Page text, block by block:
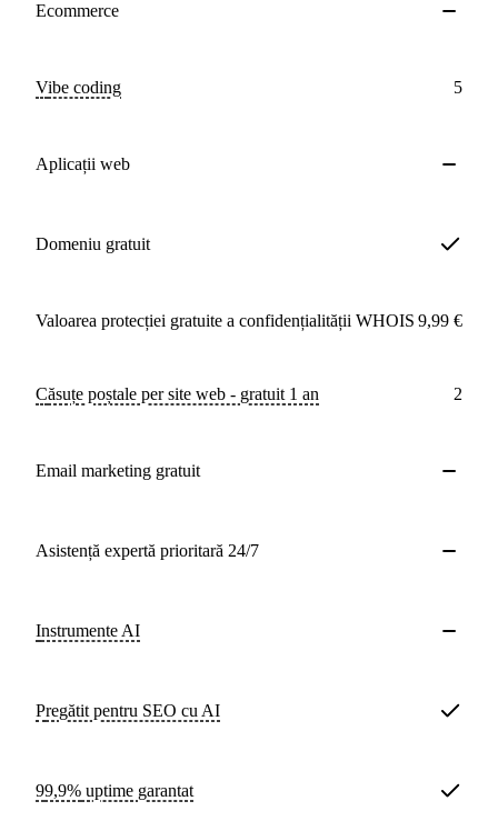
Ecommerce
Vibe coding 5
Aplicații web
Domeniu gratuit
Valoarea protecției gratuite a confidențialității WHOIS 9,99 €
Căsuțe poștale per site web - gratuit 1 an 2
Email marketing gratuit
Asistență expertă prioritară 24/7
Instrumente AI
Pregătit pentru SEO cu AI
99,9% uptime garantat